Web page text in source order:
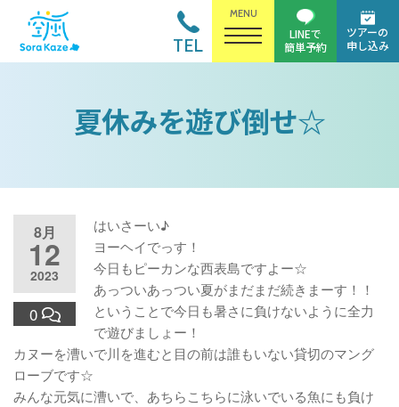
MENU
TEL
ツアーの
申し込み
LINEで
簡単予約
夏休みを遊び倒せ☆
8月
12
2023
0
はいさーい♪
ヨーヘイでっす！
今日もピーカンな西表島ですよー☆
あっついあっつい夏がまだまだ続きまーす！！
ということで今日も暑さに負けないように全力
で遊びましょー！
カヌーを漕いで川を進むと目の前は誰もいない貸切のマング
ローブです☆
みんな元気に漕いで、あちらこちらに泳いでいる魚にも負け